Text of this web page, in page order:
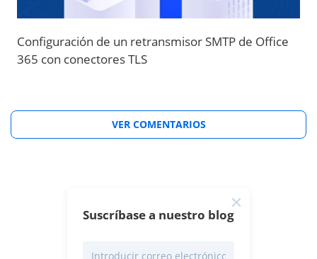
Configuración de un retransmisor SMTP de Office
365 con conectores TLS
VER COMENTARIOS
Suscríbase a nuestro blog